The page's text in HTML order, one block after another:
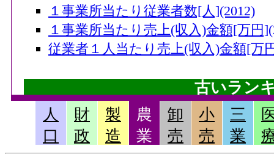
１事業所当たり従業者数[人](2012)
１事業所当たり売上(収入)金額[万円
従業者１人当たり売上(収入)金額[万
古いラン
畜産産出額・小計[千万円](2006)
果実産出額[千万円](2006)
人
口
財
政
製
造
農
業
卸
売
小
売
三
業